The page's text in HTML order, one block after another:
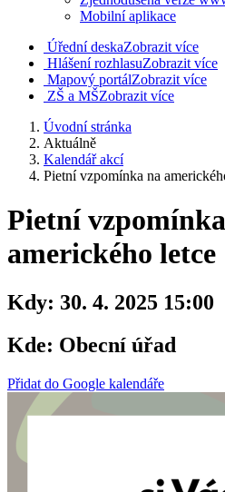
Mobilní aplikace
Úřední deskaZobrazit více
Hlášení rozhlasuZobrazit více
Mapový portálZobrazit více
ZŠ a MŠZobrazit více
Úvodní stránka
Aktuálně
Kalendář akcí
Pietní vzpomínka na
Pietní
amerického letce
Kdy: 30. 4. 2025 15:00
Kde: Obecní úřad
Přidat do Google kalendáře